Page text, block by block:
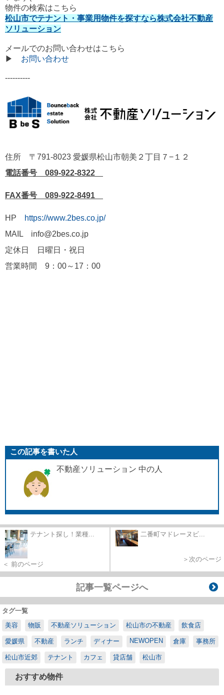
物件の検索はこちら
松山市でテナント・事業用物件を探すなら株式会社不動産
ソリューション
メールでのお問い合わせはこちら
▶ お問い合わせ
----------
住所 〒791-8023 愛媛県松山市朝美２丁目７−１２
電話番号 089-922-8322
FAX番号 089-922-8491
HP
https://www.2bes.co.jp/
MAIL info@2bes.co.jp
定休日 日曜日・祝日
営業時間 9：00～17：00
この記事を書いた人
不動産ソリューション 中の人
テナント探し！業種...
＜ 前のページ
二番町マドレーヌビ...
＞次のページ
記事一覧ページへ
タグ一覧
美容
物販 不動産ソリューション 松山市の不動産 飲食店
愛媛県 不動産 ランチ ディナー NEWOPEN 倉庫 事務所
松山市近郊 テナント カフェ 貸店舗 松山市
おすすめ物件